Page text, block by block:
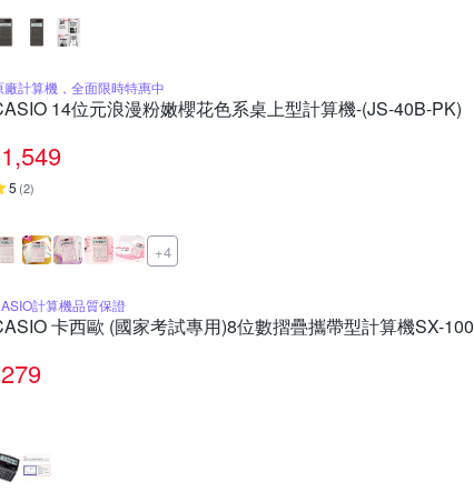
廠計算機，全面限時特惠中
14位元浪漫粉嫩櫻花色系桌上型計算機-(JS-40B-PK)
1,549
5 (2)
+4
計算機品質保證
卡西歐 (國家考試專用)8位數摺疊攜帶型計算機SX-100
279